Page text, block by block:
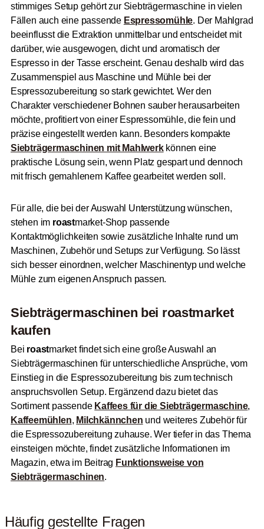
stimmiges Setup gehört zur Siebträgermaschine in vielen
Fällen auch eine passende Espressomühle. Der Mahlgrad
beeinflusst die Extraktion unmittelbar und entscheidet mit
darüber, wie ausgewogen, dicht und aromatisch der
Espresso in der Tasse erscheint. Genau deshalb wird das
Zusammenspiel aus Maschine und Mühle bei der
Espressozubereitung so stark gewichtet. Wer den
Charakter verschiedener Bohnen sauber herausarbeiten
möchte, profitiert von einer Espressomühle, die fein und
präzise eingestellt werden kann. Besonders kompakte
Siebträgermaschinen mit Mahlwerkkönnen eine
praktische Lösung sein, wenn Platz gespart und dennoch
mit frisch gemahlenem Kaffee gearbeitet werden soll.
Für alle, die bei der Auswahl Unterstützung wünschen,
stehen im roastmarket-Shop passende
Kontaktmöglichkeiten sowie zusätzliche Inhalte rund um
Maschinen, Zubehör und Setups zur Verfügung. So lässt
sich besser einordnen, welcher Maschinentyp und welche
Mühle zum eigenen Anspruch passen.
Siebträgermaschinen bei roastmarket
kaufen
Bei roastmarket findet sich eine große Auswahl an
Siebträgermaschinen für unterschiedliche Ansprüche, vom
Einstieg in die Espressozubereitung bis zum technisch
anspruchsvollen Setup. Ergänzend dazu bietet das
Sortiment passende Kaffees für die Siebträgermaschine,
Kaffeemühlen, Milchkännchen und weiteres Zubehör für
die Espressozubereitung zuhause. Wer tiefer in das Thema
einsteigen möchte, findet zusätzliche Informationen im
Magazin, etwa im Beitrag Funktionsweise von
Siebträgermaschinen.
Häufig gestellte Fragen